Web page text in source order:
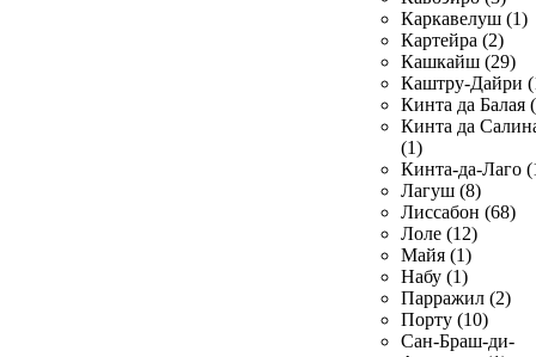
Каркавелуш (1)
Картейра (2)
Кашкайш (29)
Каштру-Дайри
Кинта да Балая
Кинта да
(1)
Кинта-да-Лаго
Лагуш (8)
Лиссабон (68)
Лоле (12)
Майя (1)
Набу (1)
Парражил (2)
Порту (10)
Сан-Браш-ди-